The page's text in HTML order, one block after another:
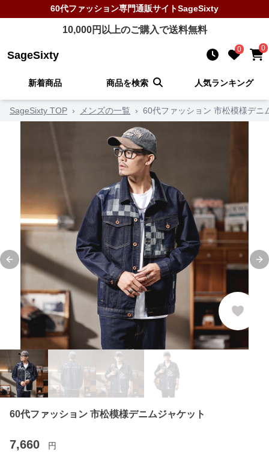
60代ファッション専門通販サイトSageSixty
10,000円以上のご購入で送料無料
SageSixty 0 0
新着商品 商品を検索 人気ランキング
SageSixty TOP › メンズの一覧 › 60代ファッション 市松模様デニ
Previous slide
60代ファッション 市松模様デニムジャケット
7,660 円